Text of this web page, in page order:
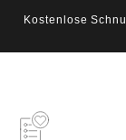
Kostenlose